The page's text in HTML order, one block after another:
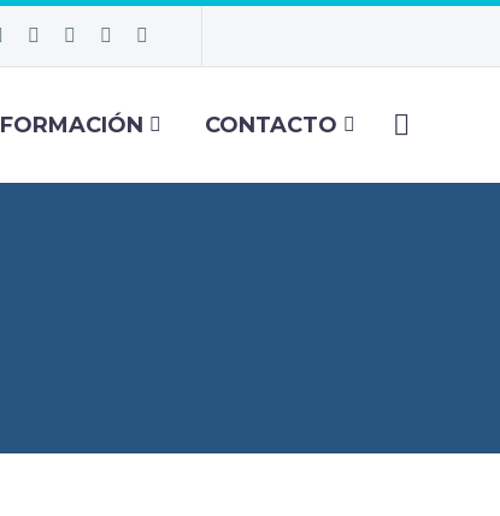
FORMACIÓN CONTACTO